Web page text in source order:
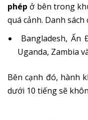
phép ở bên trong
quá cảnh. Danh
Bangladesh, Ấn
Uganda, Zambia
Bên cạnh đó, hành
dưới 10 tiếng sẽ